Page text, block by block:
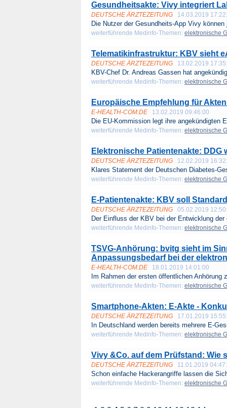
Gesundheitsakte: Vivy integriert
DEUTSCHE ÄRZTEZEITUNG 14.03.2019
Die Nutzer der Gesundheits-App Vivy
weiterführende Medinfo-Themen: elektronische
Telematikinfrastruktur: KBV sieht
DEUTSCHE ÄRZTEZEITUNG 13.02.2019
KBV-Chef Dr. Andreas Gassen hat
weiterführende Medinfo-Themen: elektronische
Europäische Empfehlung für
E-HEALTH-COM.DE 13.02.2019 09:46:00
Die EU-Kommission legt ihre angekündigten
weiterführende Medinfo-Themen: elektronische
Elektronische Patientenakte: DDG
DEUTSCHE ÄRZTEZEITUNG 12.02.2019
Klares Statement der Deutschen Diabetes-
weiterführende Medinfo-Themen: elektronische
E-Patientenakte: KBV soll
DEUTSCHE ÄRZTEZEITUNG 05.02.2019
Der Einfluss der KBV bei der Entwicklung der
weiterführende Medinfo-Themen: elektronische
TSVG-Anhörung: bvitg sieht im
Anpassungsbedarf bei der
E-HEALTH-COM.DE 18.01.2019 14:01:00
Im Rahmen der ersten öffentlichen Anhörung
weiterführende Medinfo-Themen: elektronische
Smartphone-Akten: E-Akte -
DEUTSCHE ÄRZTEZEITUNG 17.01.2019
In Deutschland werden bereits mehrere E-
weiterführende Medinfo-Themen: elektronische
Vivy &Co. auf dem Prüfstand: Wie
DEUTSCHE ÄRZTEZEITUNG 11.01.2019
Schon einfache Hackerangriffe lassen die
weiterführende Medinfo-Themen: elektronische